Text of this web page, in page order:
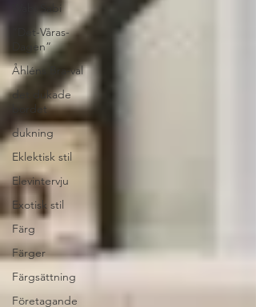
Wabi Sabi
”Det-Våras-
Dagen”
Åhléns Bra-val
det dukade
bordet
dukning
Eklektisk stil
Elevintervju
Exotisk stil
Färg
Färger
Färgsättning
Företagande